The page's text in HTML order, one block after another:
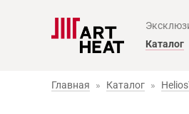
Главное
Каталог
Главная » Каталог »